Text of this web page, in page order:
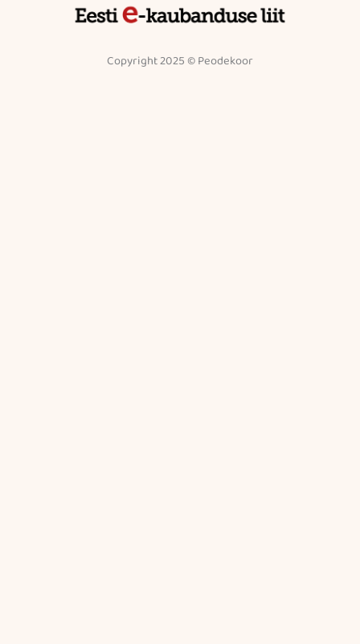
Copyright 2025 © Peodekoor